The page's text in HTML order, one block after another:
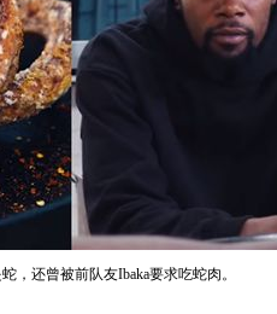
，还曾被前队友Ibaka要求吃蛇肉。